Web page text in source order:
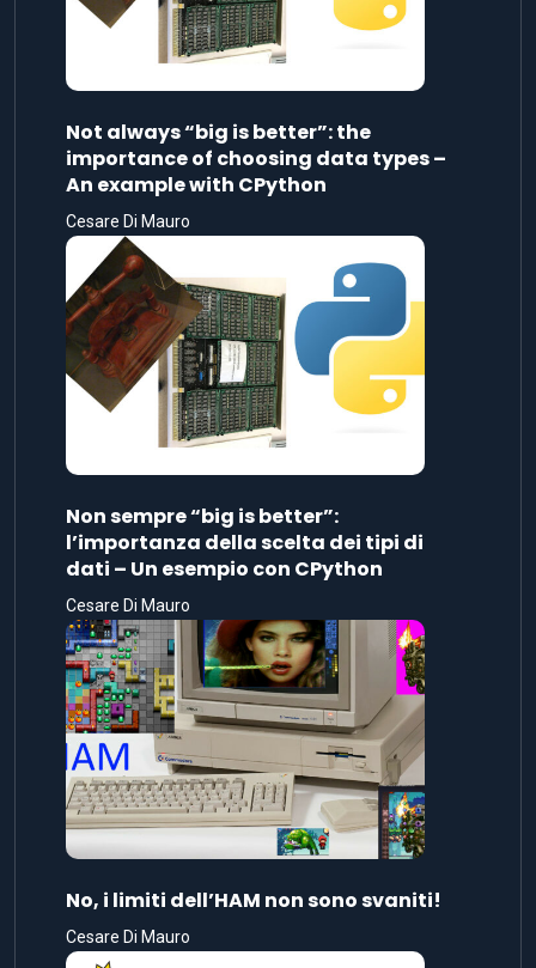
Not always “big is better”: the
importance of choosing data types –
An example with CPython
Cesare Di Mauro
Non sempre “big is better”:
l’importanza della scelta dei tipi di
dati – Un esempio con CPython
Cesare Di Mauro
No, i limiti dell’HAM non sono svaniti!
Cesare Di Mauro